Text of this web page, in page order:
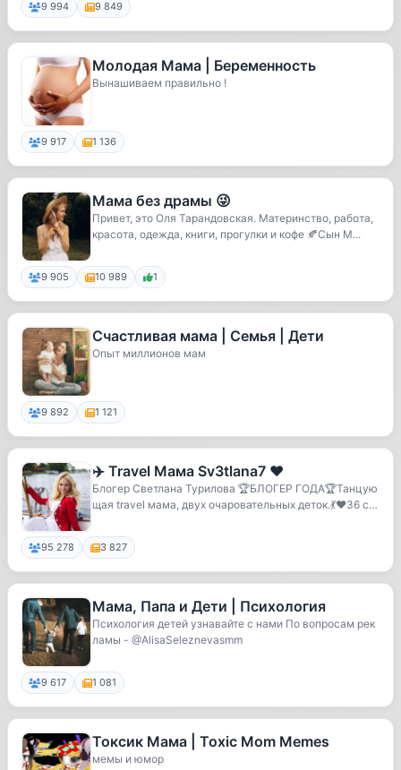
9 994 9 849
Молодая Мама | Беременность
Вынашиваем правильно !
9 917 1 136
Мама без драмы 😜
Привет, это Оля Тарандовская. Материнство, работа,
красота, одежда, книги, прогулки и кофе 🍂Сын М...
9 905 10 989 1
Счастливая мама | Семья | Дети
Опыт миллионов мам
9 892 1 121
✈️ Travel Мама Sv3tlana7 ❤️
Блогер Светлана Турилова 🏆БЛОГЕР ГОДА🏆Танцую
щая travel мама, двух очаровательных деток.💃❤️36 стр
95 278 3 827
Мама, Папа и Дети | Психология
Психология детей узнавайте с нами По вопросам рек
ламы - @AlisaSeleznevasmm
9 617 1 081
Токсик Мама | Toxic Mom Memes
мемы и юмор